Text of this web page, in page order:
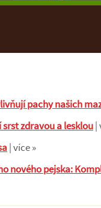
pachy našich
zdravou a lesklou|
| více »
nového pejska: